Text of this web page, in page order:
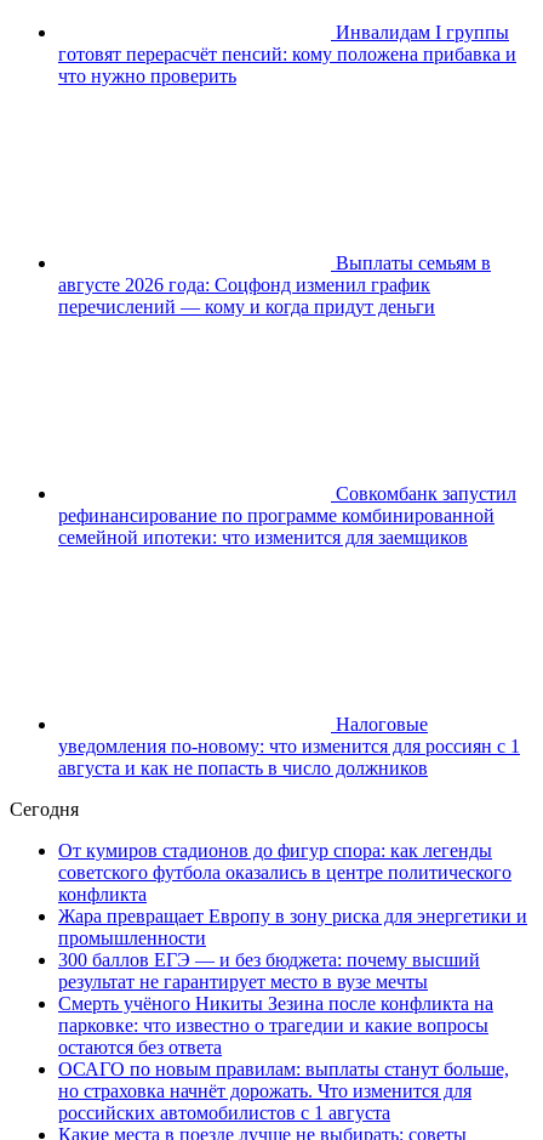
Инвалидам I группы
готовят перерасчёт пенсий: кому положена прибавка и
что нужно проверить
Выплаты семьям в
августе 2026 года: Соцфонд изменил график
перечислений — кому и когда придут деньги
Совкомбанк запустил
рефинансирование по программе комбинированной
семейной ипотеки: что изменится для заемщиков
Налоговые
уведомления по-новому: что изменится для россиян с 1
августа и как не попасть в число должников
Сегодня
От кумиров стадионов до фигур спора: как легенды
советского футбола оказались в центре политического
конфликта
Жара превращает Европу в зону риска для энергетики и
промышленности
300 баллов ЕГЭ — и без бюджета: почему высший
результат не гарантирует место в вузе мечты
Смерть учёного Никиты Зезина после конфликта на
парковке: что известно о трагедии и какие вопросы
остаются без ответа
ОСАГО по новым правилам: выплаты станут больше,
но страховка начнёт дорожать. Что изменится для
российских автомобилистов с 1 августа
Какие места в поезде лучше не выбирать: советы